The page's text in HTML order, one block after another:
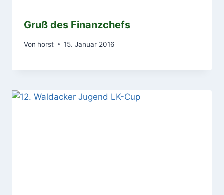
Gruß des Finanzchefs
Von horst 15. Januar 2016